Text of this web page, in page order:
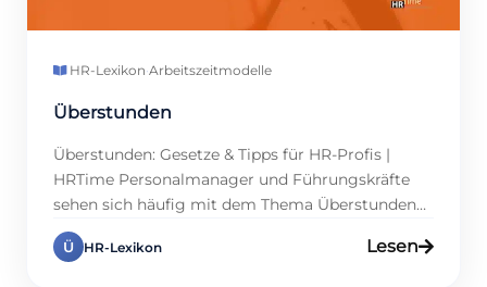
HR-Lexikon·Arbeitszeitmodelle
Überstunden
Überstunden: Gesetze & Tipps für HR-Profis |
HRTime Personalmanager und Führungskräfte
sehen sich häufig mit dem Thema Überstunden
konfrontiert. In dynamischen Unternehmen
entstehen regelmäßig Zusatzstunden, um
Ü HR-Lexikon Lesen